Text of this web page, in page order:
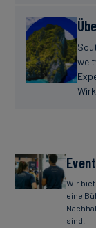
Wir
eine
sind.